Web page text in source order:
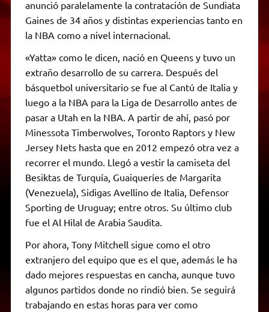
anunció paralelamente la contratación de Sundiata
Gaines de 34 años y distintas experiencias tanto en
la NBA como a nivel internacional.
«Yatta» como le dicen, nació en Queens y tuvo un
extraño desarrollo de su carrera. Después del
básquetbol universitario se fue al Cantú de Italia y
luego a la NBA para la Liga de Desarrollo antes de
pasar a Utah en la NBA. A partir de ahí, pasó por
Minessota Timberwolves, Toronto Raptors y New
Jersey Nets hasta que en 2012 empezó otra vez a
recorrer el mundo. Llegó a vestir la camiseta del
Besiktas de Turquía, Guaiqueríes de Margarita
(Venezuela), Sidigas Avellino de Italia, Defensor
Sporting de Uruguay; entre otros. Su último club
fue el Al Hilal de Arabia Saudita.
Por ahora, Tony Mitchell sigue como el otro
extranjero del equipo que es el que, además le ha
dado mejores respuestas en cancha, aunque tuvo
algunos partidos donde no rindió bien. Se seguirá
trabajando en estas horas para ver como